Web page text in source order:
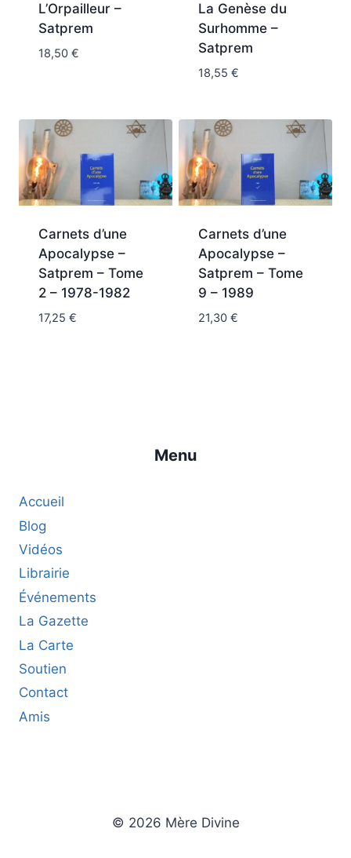
L’Orpailleur –
Satprem
18,50 €
La Genèse du
Surhomme –
Satprem
18,55 €
Carnets d’une
Apocalypse –
Satprem – Tome
2 – 1978-1982
17,25 €
Carnets d’une
Apocalypse –
Satprem – Tome
9 – 1989
21,30 €
Menu
Accueil
Blog
Vidéos
Librairie
Événements
La Gazette
La Carte
Soutien
Contact
Amis
© 2026 Mère Divine